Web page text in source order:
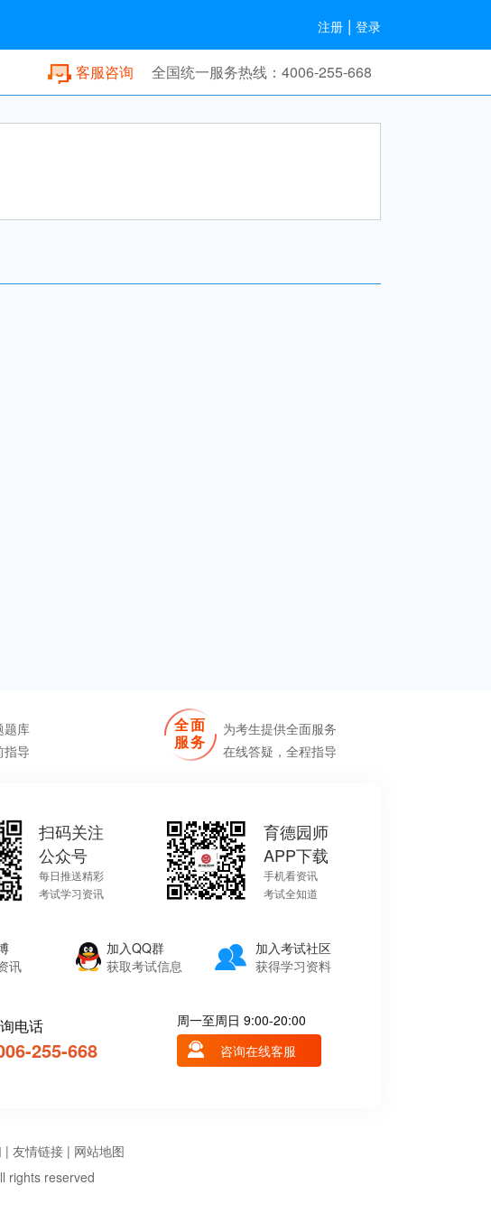
注册 | 登录
全国统一服务热线：4006-255-668
客服咨询
题库
指导
全面
服务
为考生提供全面服务
在线答疑，全程指导
扫码关注
公众号
每日推送精彩
考试学习资讯
育德园师
APP下载
手机看资讯
考试全知道
讯
加入QQ群
获取考试信息
加入考试社区
获得学习资料
电话
255-668
周一至周日 9:00-20:00
咨询在线客服
| 友情链接 | 网站地图
rights reserved